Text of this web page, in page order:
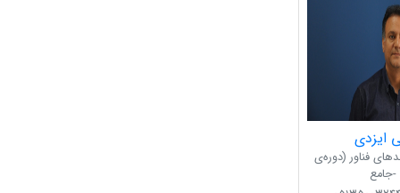
ایزدی
فناور (دوره‌ی
جامع